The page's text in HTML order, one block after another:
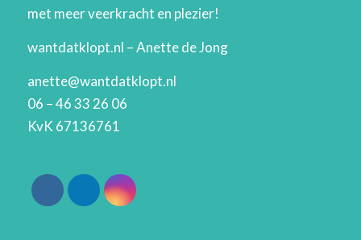
met meer veerkracht en plezier!
wantdatklopt.nl – Anette de Jong
anette@wantdatklopt.nl
06 – 46 33 26 06
KvK 67136761